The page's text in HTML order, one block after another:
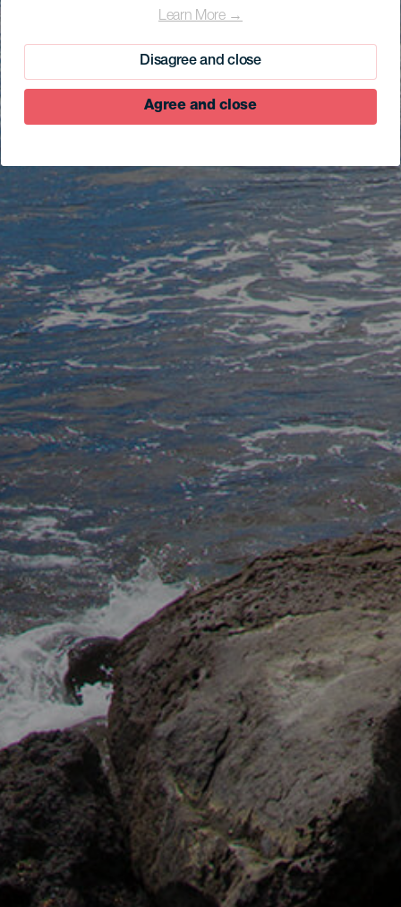
Learn More →
Disagree and close
Agree and close